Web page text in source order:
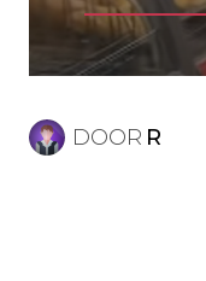
DOOR R